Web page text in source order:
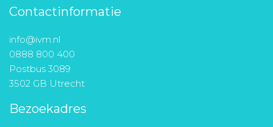
Contactinformatie
info@ivm.nl
0888 800 400
Postbus 3089
3502 GB Utrecht
Bezoekadres